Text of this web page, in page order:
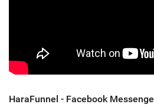
HaraFunnel - Facebook